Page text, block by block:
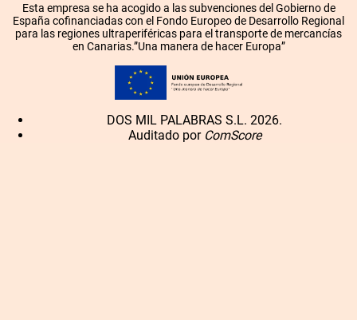
Esta empresa se ha acogido a las subvenciones del Gobierno de
España cofinanciadas con el Fondo Europeo de Desarrollo Regional
para las regiones ultraperiféricas para el transporte de mercancías
en Canarias.”Una manera de hacer Europa”
DOS MIL PALABRAS S.L. 2026.
Auditado por ComScore